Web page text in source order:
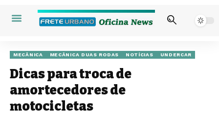
MECÂNICA MECÂNICA DUAS RODAS NOTÍCIAS UNDERCAR
Dicas para troca de
amortecedores de
motocicletas